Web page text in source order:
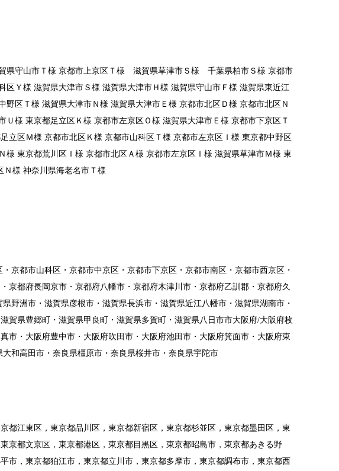
県守山市Ｔ様 京都市上京区Ｔ様 滋賀県草津市Ｓ様 千葉県柏市Ｓ様 京都市
Ｙ様 滋賀県大津市Ｓ様 滋賀県大津市Ｈ様 滋賀県守山市Ｆ様 滋賀県東近江
区Ｔ様 滋賀県大津市Ｎ様 滋賀県大津市Ｅ様 京都市北区Ｄ様 京都市北区Ｎ
様 東京都足立区Ｋ様 京都市左京区Ｏ様 滋賀県大津市Ｅ様 京都市下京区Ｔ
区Ｍ様 京都市北区Ｋ様 京都市山科区Ｔ様 京都市左京区Ｉ様 東京都中野区
東京都荒川区Ｉ様 京都市北区Ａ様 京都市左京区Ｉ様 滋賀県草津市Ｍ様 東
様 神奈川県海老名市Ｔ様
京都市山科区・京都市中京区・京都市下京区・京都市南区・京都市西京区・
都府長岡京市・京都府八幡市・京都府木津川市・京都府乙訓郡・京都府久
野洲市・滋賀県彦根市・滋賀県長浜市・滋賀県近江八幡市・滋賀県湖南市・
賀県豊郷町・滋賀県甲良町・滋賀県多賀町・滋賀県八日市市大阪府/大阪府枚
市・大阪府豊中市・大阪府吹田市・大阪府池田市・大阪府箕面市・大阪府東
和高田市・奈良県橿原市・奈良県桜井市・奈良県宇陀市
都江東区，東京都品川区，東京都新宿区，東京都杉並区，東京都墨田区，東
京都文京区，東京都港区，東京都目黒区，東京都昭島市，東京都あきる野
市，東京都狛江市，東京都立川市，東京都多摩市，東京都調布市，東京都西